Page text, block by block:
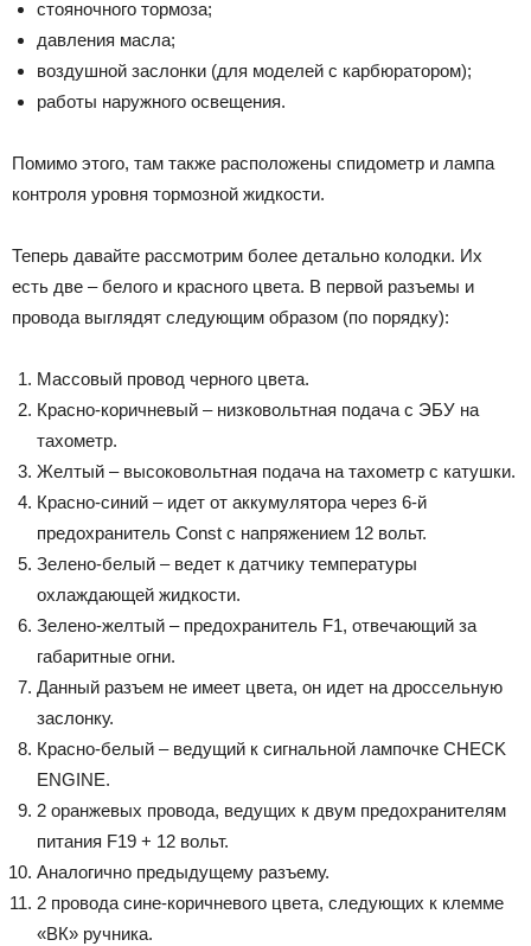
стояночного тормоза;
давления масла;
воздушной заслонки (для моделей с карбюратором);
работы наружного освещения.
Помимо этого, там также расположены спидометр и лампа
контроля уровня тормозной жидкости.
Теперь давайте рассмотрим более детально колодки. Их
есть две – белого и красного цвета. В первой разъемы и
провода выглядят следующим образом (по порядку):
Массовый провод черного цвета.
Красно-коричневый – низковольтная подача с ЭБУ на
тахометр.
Желтый – высоковольтная подача на тахометр с катушки.
Красно-синий – идет от аккумулятора через 6-й
предохранитель Const с напряжением 12 вольт.
Зелено-белый – ведет к датчику температуры
охлаждающей жидкости.
Зелено-желтый – предохранитель F1, отвечающий за
габаритные огни.
Данный разъем не имеет цвета, он идет на дроссельную
заслонку.
Красно-белый – ведущий к сигнальной лампочке CHECK
ENGINE.
2 оранжевых провода, ведущих к двум предохранителям
питания F19 + 12 вольт.
Аналогично предыдущему разъему.
2 провода сине-коричневого цвета, следующих к клемме
«ВК» ручника.